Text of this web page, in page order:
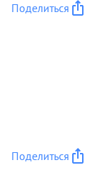
Поделиться
Поделиться